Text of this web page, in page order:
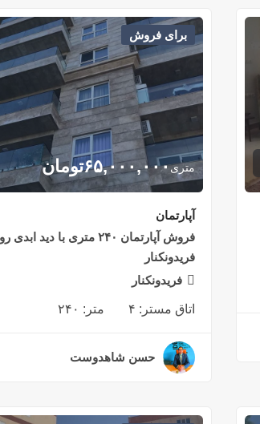
برای فروش
متری۶۵,۰۰۰,۰۰۰تومان
آپارتمان
فروش آپارتمان ۲۴۰ متری با دید
فریدونکنار
فریدونکنار
اتاق مستر: ۴ متر: ۲۴۰
حسن شاهدوست